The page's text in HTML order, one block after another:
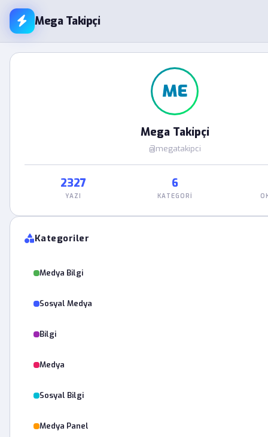
Mega Takipçi
ME
Mega Takipçi
@megatakipci
2327
YAZI
6
KATEGORI
Kategoriler
Medya Bilgi
Sosyal Medya
Bilgi
Medya
Sosyal Bilgi
Medya Panel